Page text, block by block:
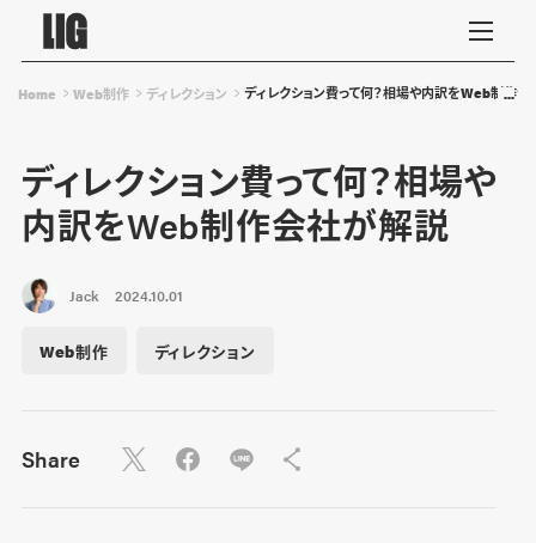
Home Web制作 ディレクション ディレクション費って何？相場や内訳をWeb制作
ディレクション費って何？相場や
内訳をWeb制作会社が解説
Jack 2024.10.01
Web制作 ディレクション
Share